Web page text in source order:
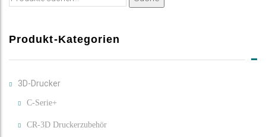
Produkt-Kategorien
3D-Drucker
C-Serie+
CR-3D Druckerzubehör